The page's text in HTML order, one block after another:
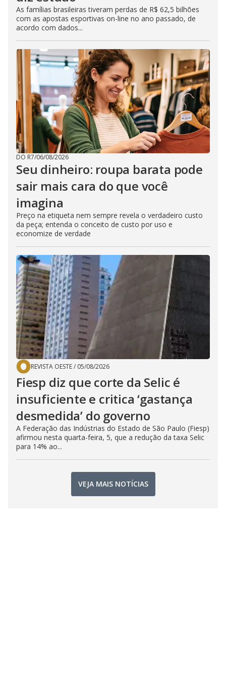
As famílias brasileiras tiveram perdas de R$ 62,5 bilhões
com as apostas esportivas on-line no ano passado, de
acordo com dados...
DO R7/06/08/2026
Seu dinheiro: roupa barata pode
sair mais cara do que você
imagina
Preço na etiqueta nem sempre revela o verdadeiro custo
da peça; entenda o conceito de custo por uso e
economize de verdade
REVISTA OESTE/ 05/08/2026
Fiesp diz que corte da Selic é
insuficiente e critica ‘gastança
desmedida’ do governo
A Federação das Indústrias do Estado de São Paulo (Fiesp)
afirmou nesta quarta-feira, 5, que a redução da taxa Selic
para 14% ao...
VEJA MAIS NOTÍCIAS